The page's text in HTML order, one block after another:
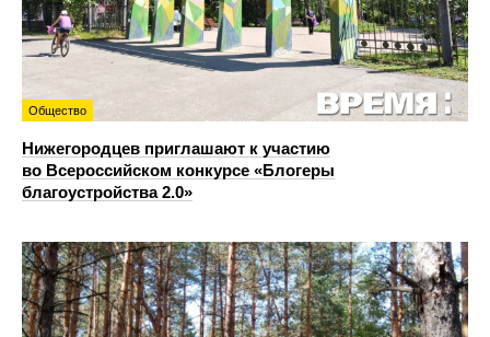
Общество
Нижегородцев приглашают к участию
во Всероссийском конкурсе «Блогеры
благоустройства 2.0»